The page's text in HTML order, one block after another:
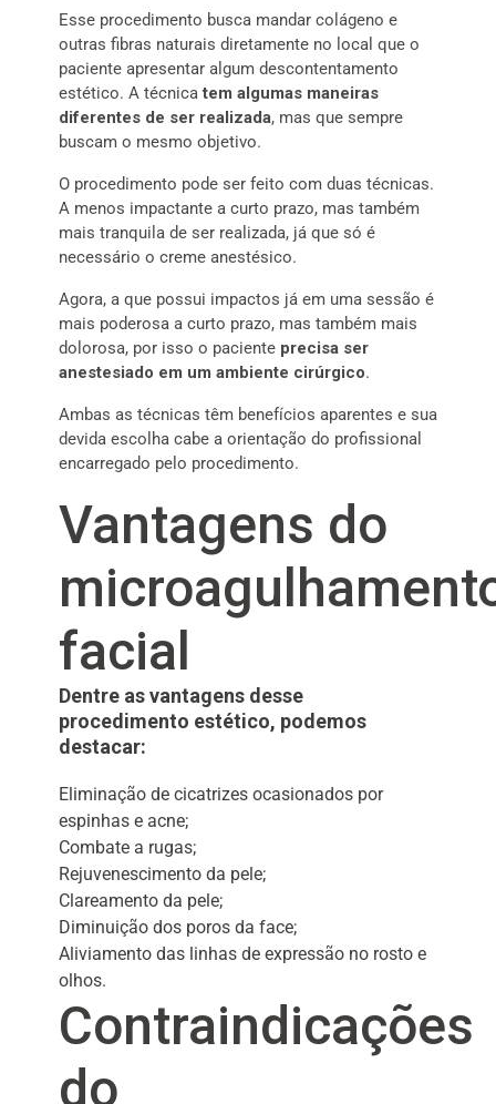
Esse procedimento busca mandar colágeno e
outras fibras naturais diretamente no local que o
paciente apresentar algum descontentamento
estético. A técnicatem algumas maneiras
diferentes de ser realizada, mas que sempre
buscam o mesmo objetivo.
O procedimento pode ser feito com duas técnicas.
A menos impactante a curto prazo, mas também
mais tranquila de ser realizada, já que só é
necessário o creme anestésico.
Agora, a que possui impactos já em uma sessão é
mais poderosa a curto prazo, mas também mais
dolorosa, por isso o paciente precisa ser
anestesiado em um ambiente cirúrgico.
Ambas as técnicas têm benefícios aparentes e sua
devida escolha cabe a orientação do profissional
encarregado pelo procedimento.
Vantagens do
facial
Dentre as vantagens desse
procedimento estético, podemos
destacar:
Eliminação de cicatrizes ocasionados por
espinhas e acne;
Combate a rugas;
Rejuvenescimento da pele;
Clareamento da pele;
Diminuição dos poros da face;
Aliviamento das linhas de expressão no rosto e
olhos.
Contraindicações
do